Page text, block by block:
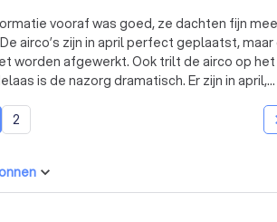
vooraf was goed, ze dachten fijn mee
airco’s zijn in april perfect geplaatst, maar
worden afgewerkt. Ook trilt de airco op het
is de nazorg dramatisch. Er zijn in april,
opdagen, werd er op het laatste
berichten compleet uit. Zelfs na
overgelaten. Ondertussen zitten we met
waardoor de ventilator weer uit de
2